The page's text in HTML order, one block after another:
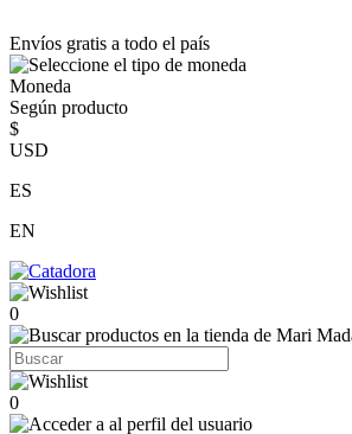
Envíos gratis a todo el país
Moneda
Según producto
$
USD
ES
EN
0
0